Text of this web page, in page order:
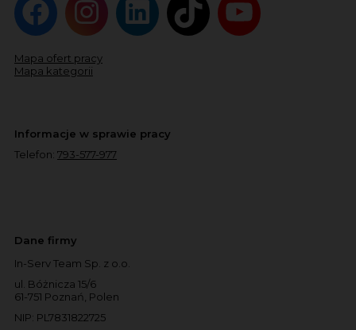
Mapa ofert pracy
Mapa kategorii
Informacje w sprawie pracy
Telefon: 793-577-977
Dane firmy
In-Serv Team Sp. z o.o.
ul. Bóżnicza 15/6
61-751 Poznań, Polen
NIP: PL7831822725